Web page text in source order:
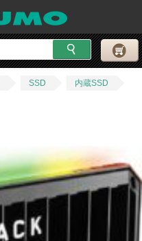
SSD
内蔵SSD